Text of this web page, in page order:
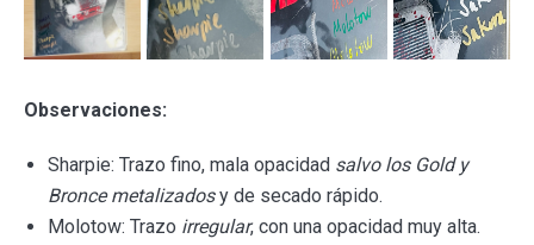
Observaciones:
Sharpie: Trazo fino, mala opacidad salvo los Gold y
Bronce metalizadosy de secado rápido.
Molotow: Trazo irregular, con una opacidad muy alta.